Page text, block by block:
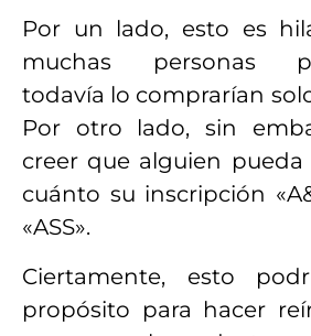
Por un lado, esto es
muchas personas
todavía lo comprarían
Por otro lado, sin
creer que alguien
cuánto su inscripción
«ASS».
Ciertamente, esto
propósito para hacer